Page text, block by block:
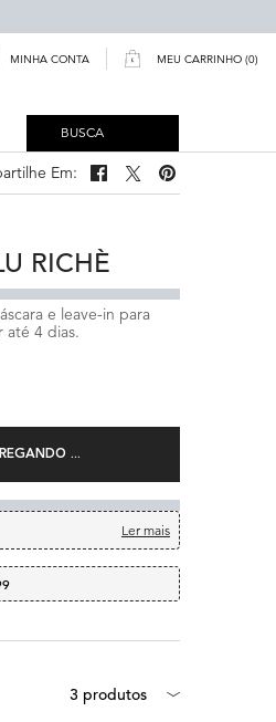
MINHA CONTA MEU CARRINHO 0
0 PRODUCT IN CART
BUSCA
Em: Compartilhe Em: Facebook
Compartilhe Em: Twitter
Compartilhe Em:
RICHÈ
e leave-in para
até 4 dias.
...
Ler mais
3 produtos